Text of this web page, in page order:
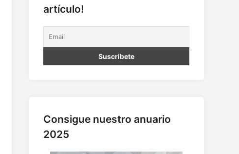
artículo!
Consigue nuestro anuario
2025